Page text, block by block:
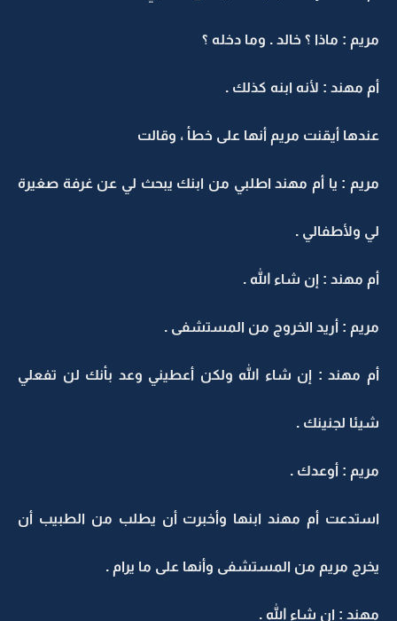
مريم : ماذا ؟ خالد . وما دخله ؟
أم مهند : لأنه ابنه كذلك .
عندها أيقنت مريم أنها على خطأ ، وقالت
مريم : يا أم مهند اطلبي من ابنك يبحث لي عن غرفة صغيرة
لي ولأطفالي .
أم مهند : إن شاء الله .
مريم : أريد الخروج من المستشفى .
أم مهند : إن شاء الله ولكن أعطيني وعد بأنك لن تفعلي
شيئا لجنينك .
مريم : أوعدك .
استدعت أم مهند ابنها وأخبرت أن يطلب من الطبيب أن
يخرج مريم من المستشفى وأنها على ما يرام .
مهند : إن شاء الله .